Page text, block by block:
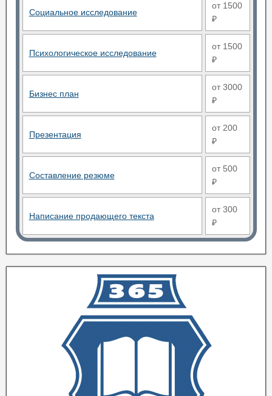
Социальное исследование
от 1500
₽
Психологическое исследование
от 1500
₽
Бизнес план
от 3000
₽
Презентация
от 200
₽
Составление резюме
от 500
₽
Написание продающего текста
от 300
₽